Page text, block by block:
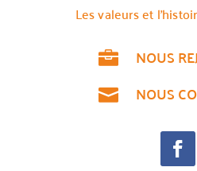
Les valeurs et
 NOUS
 NOUS